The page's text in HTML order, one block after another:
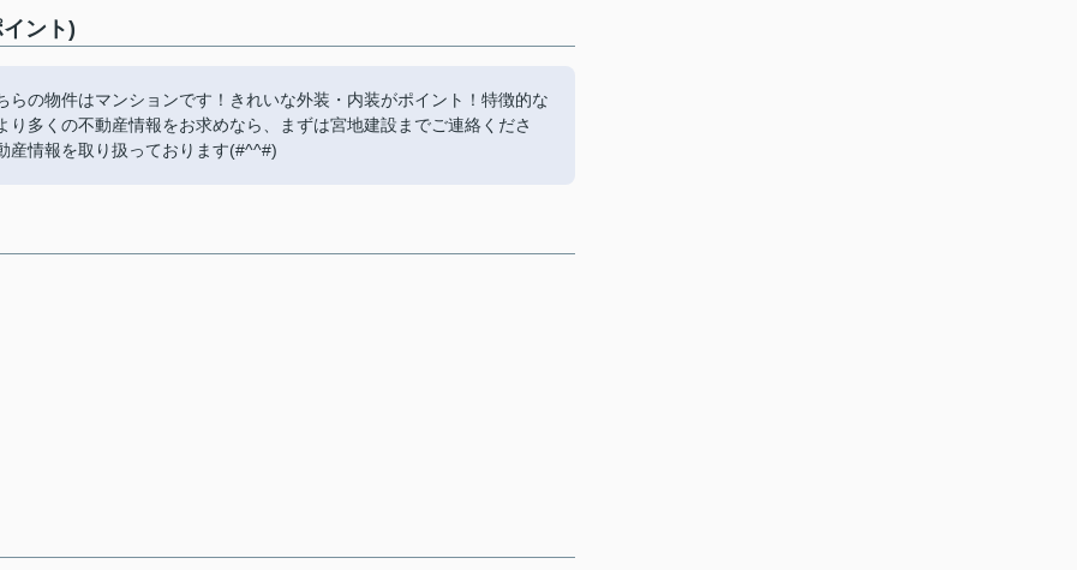
ント)
の物件はマンションです！きれいな外装・内装がポイント！特徴的な
多くの不動産情報をお求めなら、まずは宮地建設までご連絡くださ
産情報を取り扱っております(#^^#)